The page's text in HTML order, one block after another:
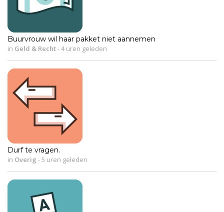
Buurvrouw wil haar pakket niet aannemen
in Geld & Recht-4 uren geleden
Durf te vragen.
in Overig -5 uren geleden